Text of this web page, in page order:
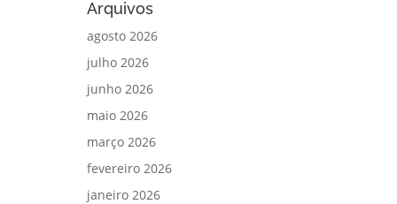
Arquivos
agosto 2026
julho 2026
junho 2026
maio 2026
março 2026
fevereiro 2026
janeiro 2026